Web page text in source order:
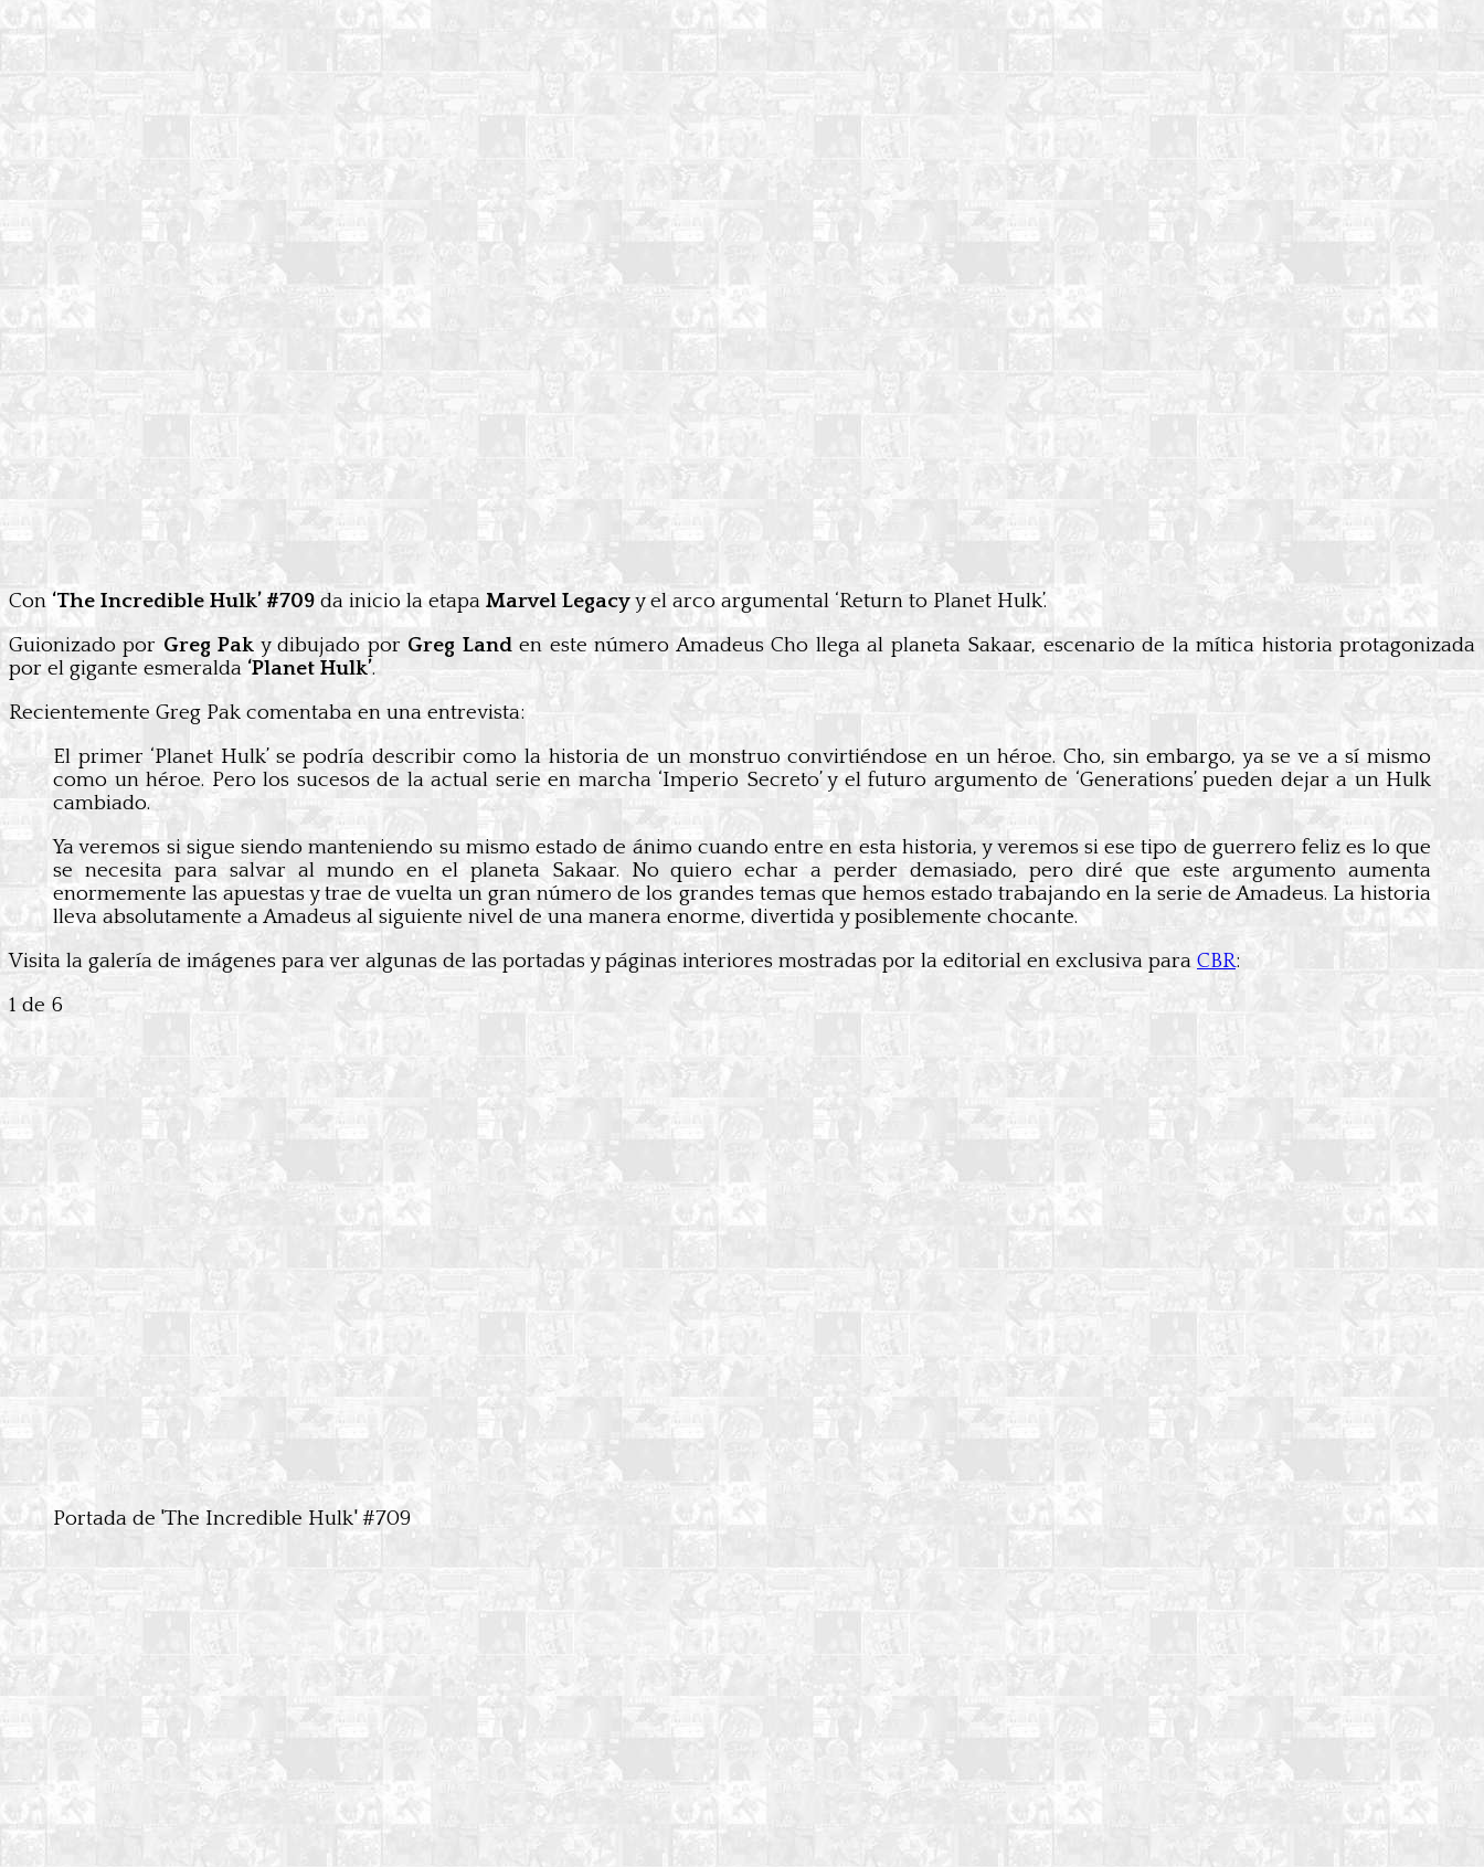
Con ‘The Incredible Hulk’ #709 da inicio la etapa Marvel Legacyy el arco argumental ‘Return to Planet Hulk’.
Guionizado por Greg Paky dibujado por Greg Landen este número Amadeus Cho llega al planeta Sakaar, escenario de la mítica historia protagonizada
por el gigante esmeralda ‘Planet Hulk’.
Recientemente Greg Pak comentaba en una entrevista:
El primer ‘Planet Hulk’ se podría describir como la historia de un monstruo convirtiéndose en un héroe. Cho, sin embargo, ya se ve a sí mismo
como un héroe. Pero los sucesos de la actual serie en marcha ‘Imperio Secreto’ y el futuro argumento de ‘Generations’ pueden dejar a un Hulk
cambiado.
Ya veremos si sigue siendo manteniendo su mismo estado de ánimo cuando entre en esta historia, y veremos si ese tipo de guerrero feliz es lo que
se necesita para salvar al mundo en el planeta Sakaar. No quiero echar a perder demasiado, pero diré que este argumento aumenta
enormemente las apuestas y trae de vuelta un gran número de los grandes temas que hemos estado trabajando en la serie de Amadeus. La historia
lleva absolutamente a Amadeus al siguiente nivel de una manera enorme, divertida y posiblemente chocante.
Visita la galería de imágenes para ver algunas de las portadas y páginas interiores mostradas por la editorial en exclusiva para CBR:
1de 6
Portada de 'The Incredible Hulk' #709